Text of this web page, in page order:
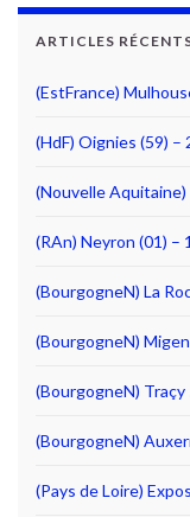
ARTICLES
(EstFrance)
(HdF) Oignies (59)
(Nouvelle
(RAn) Neyron (01) –
(BourgogneN) La
(BourgogneN)
(BourgogneN)
(BourgogneN)
(Pays de Loire)